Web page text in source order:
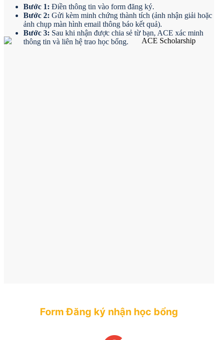
Bước 1: Điền thông tin vào form đăng ký.
Bước 2: Gửi kèm minh chứng thành tích (ảnh nhận giải hoặc
ảnh chụp màn hình email thông báo kết quả).
Bước 3: Sau khi nhận được chia sẻ từ bạn, ACE xác minh
thông tin và liên hệ trao học bổng.
Form Đăng ký nhận học bổng